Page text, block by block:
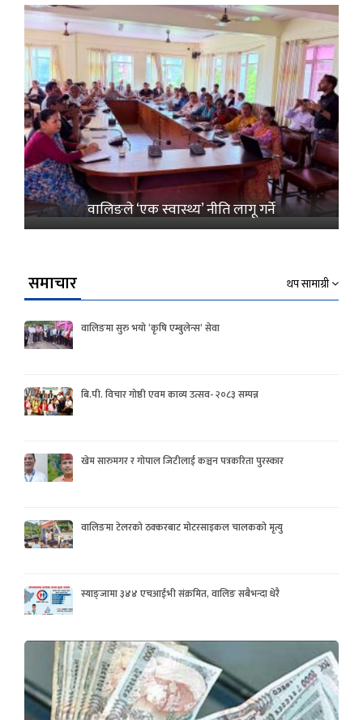
वालिङले ‘एक स्वास्थ्य’ नीति लागू गर्ने
समाचार थप सामाग्री
वालिङमा सुरु भयो ‘कृषि एम्बुलेन्स’ सेवा
बि.पी. विचार गोष्ठी एवम काव्य उत्सव- २०८३ सम्पन्न
खेम सारुमगर र गोपाल जिटीलाई कञ्चन पत्रकरिता पुरस्कार
वालिङमा टेलरको ठक्करबाट मोटरसाइकल चालकको मृत्यु
स्याङ्जामा ३४४ एचआईभी संक्रमित, वालिङ सबैभन्दा धेरै